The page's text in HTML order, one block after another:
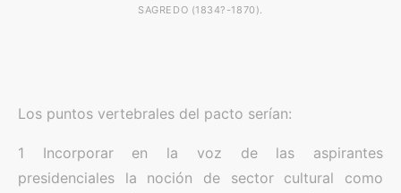
SAGREDO (1834?-1870).
Los puntos vertebrales del pacto serían:
1 Incorporar en la voz de las aspirantes
presidenciales la noción de sector cultural como